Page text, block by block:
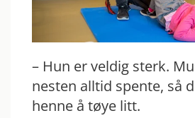
– Hun er veldig sterk.
nesten alltid spente, så
henne å tøye litt.